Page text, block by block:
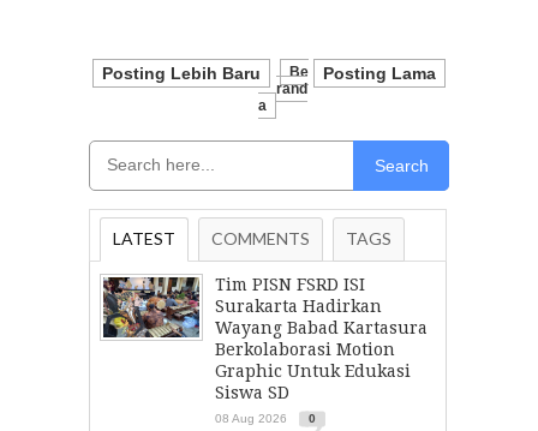
Posting Lebih Baru Posting Lama
Be
Rand
A
Search
LATEST COMMENTS TAGS
Tim PISN FSRD ISI
Surakarta Hadirkan
Wayang Babad Kartasura
Berkolaborasi Motion
Graphic Untuk Edukasi
Siswa SD
08 Aug 2026 0